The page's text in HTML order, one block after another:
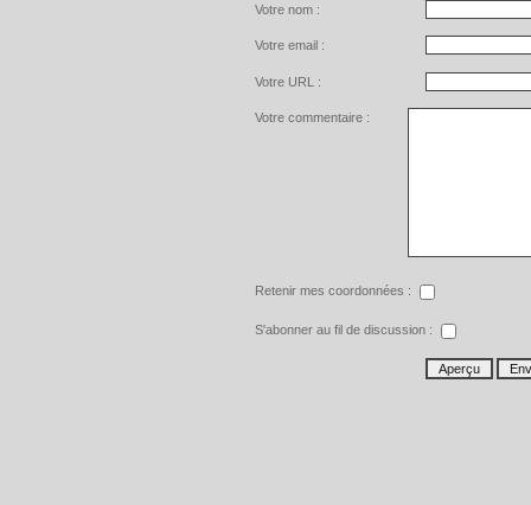
Votre nom :
Votre email :
Votre URL :
Votre commentaire :
Retenir mes coordonnées :
S'abonner au fil de discussion :